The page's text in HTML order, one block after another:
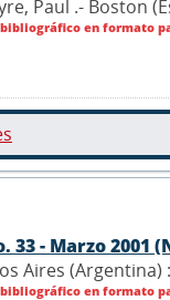
Paul .- Boston
en formato
33 - Marzo 2001
Aires
en formato